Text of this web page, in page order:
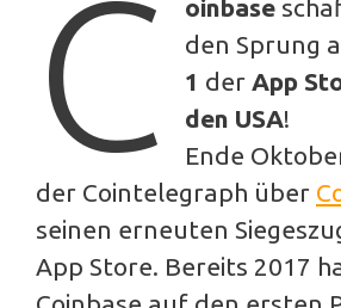
C oinbase
den Sprung
1 der App
den USA!
Ende
der Cointelegraph über
seinen erneuten
App Store. Bereits 2017